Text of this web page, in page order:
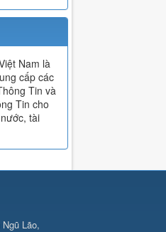
Nam là
cấp các
Tin và
Tin cho
tài
Lão,